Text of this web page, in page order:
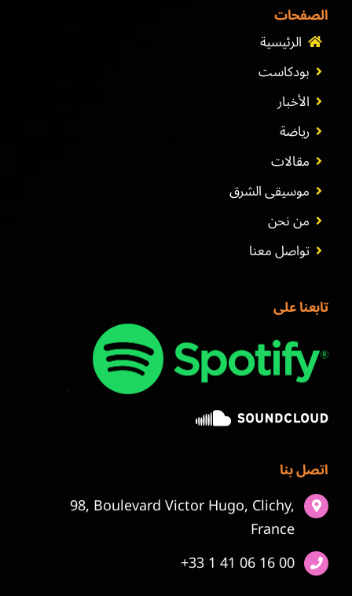
الصفحات
الرئيسية
بودكاست
الأخبار
رياضة
مقالات
موسيقى الشرق
من نحن
تواصل معنا
تابعنا على
اتصل بنا
98, Boulevard Victor Hugo, Clichy,
France
+33 1 41 06 16 00